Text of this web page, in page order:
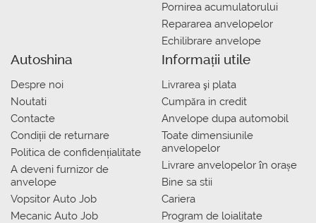
Pornirea acumulatorului
Repararea anvelopelor
Echilibrare anvelope
Autoshina
Despre noi
Noutati
Contacte
Condiții de returnare
Politica de confidențialitate
A deveni furnizor de
anvelope
Vopsitor Auto Job
Mecanic Auto Job
Informații utile
Livrarea şi plata
Сumpăra in credit
Anvelope dupa automobil
Toate dimensiunile
anvelopelor
Livrare anvelopelor în orașe
Bine sa stii
Cariera
Program de loialitate